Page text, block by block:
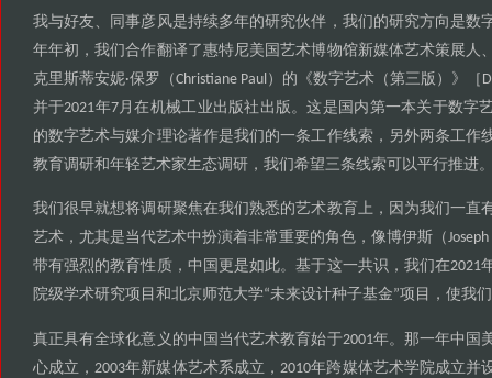
我与好友、 同事彦风是持续多年的研究伙伴 ， 我们的研究方向是数
年年初 ，我们合作翻译了惠特尼美国艺术博物馆新媒体艺术策展人
克里斯蒂安妮·保罗 （Christiane Paul） 的 《数字艺术 （第三版 ）》［
并于2021年7月在机械工业出版社出版 。这是国内第一本关于数字
的数字艺术与媒介理论著作是我们的一条工作线索， 另外两条工作
教育调研和年轻艺术家生态调研， 我们希望三条线索可以平行推进
我们很早就想将调研聚焦在我们熟悉的艺术教育上， 因为我们一直
艺术， 尤其是当代艺术中扮演着非常重要的角色 ，像博伊斯 （
带有强烈的教育性质， 中国更是如此。基于这一共识，我们在2021
院级学术研究项目和北京师范大学“未来设计种子基金”项目 ， 使我
真正具有全球化意义的中国当代艺术教育始于2001年。 那一年中国
心成立 ，2003年新媒体艺术系成立 ，2010年跨媒体艺术学院成立并